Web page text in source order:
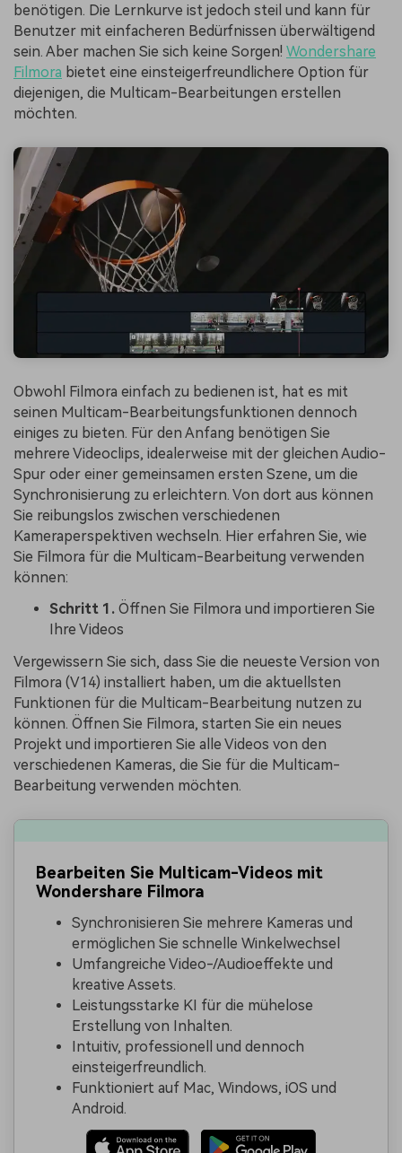
benötigen. Die Lernkurve ist jedoch steil und kann für
Benutzer mit einfacheren Bedürfnissen überwältigend
sein. Aber machen Sie sich keine Sorgen! Wondershare
Filmora bietet eine einsteigerfreundlichere Option für
diejenigen, die Multicam-Bearbeitungen erstellen
möchten.
Obwohl Filmora einfach zu bedienen ist, hat es mit
seinen Multicam-Bearbeitungsfunktionen dennoch
einiges zu bieten. Für den Anfang benötigen Sie
mehrere Videoclips, idealerweise mit der gleichen Audio-
Spur oder einer gemeinsamen ersten Szene, um die
Synchronisierung zu erleichtern. Von dort aus können
Sie reibungslos zwischen verschiedenen
Kameraperspektiven wechseln. Hier erfahren Sie, wie
Sie Filmora für die Multicam-Bearbeitung verwenden
können:
Schritt 1. Öffnen Sie Filmora und importieren Sie
Ihre Videos
Vergewissern Sie sich, dass Sie die neueste Version von
Filmora (V14) installiert haben, um die aktuellsten
Funktionen für die Multicam-Bearbeitung nutzen zu
können. Öffnen Sie Filmora, starten Sie ein neues
Projekt und importieren Sie alle Videos von den
verschiedenen Kameras, die Sie für die Multicam-
Bearbeitung verwenden möchten.
Bearbeiten Sie Multicam-Videos mit
Wondershare Filmora
Synchronisieren Sie mehrere Kameras und
ermöglichen Sie schnelle Winkelwechsel
Umfangreiche Video-/Audioeffekte und
kreative Assets.
Leistungsstarke KI für die mühelose
Erstellung von Inhalten.
Intuitiv, professionell und dennoch
einsteigerfreundlich.
Funktioniert auf Mac, Windows, iOS und
Android.